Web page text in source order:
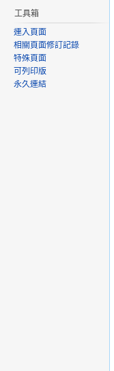
工具箱
連入頁面
相關頁面修訂記錄
特殊頁面
可列印版
永久連結